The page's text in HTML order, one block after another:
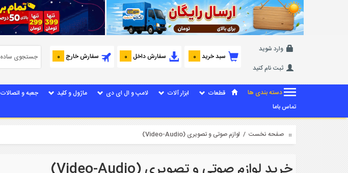
وارد شوید
ثبت نام کنید
سبد خرید 0 سفارش داخل 0 سفارش خارج 0
دسته بندی ها قطعات ابزار آلات لامپ و ال ای دی ماژول و کلید جعبه و اتصالات
تماس باما
صفحه نخست / لوازم صوتی و تصویری (Video-Audio)